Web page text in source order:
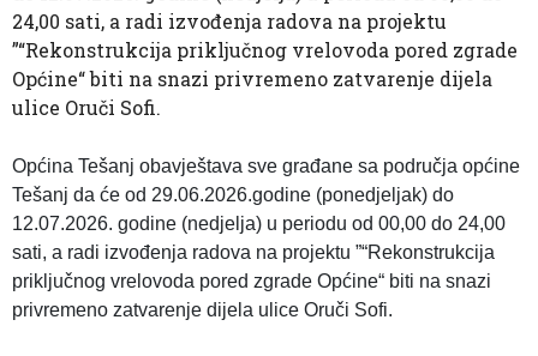
24,00 sati, a radi izvođenja radova na projektu
”“Rekonstrukcija priključnog vrelovoda pored zgrade
Općine“ biti na snazi privremeno zatvarenje dijela
ulice Oruči Sofi.
Općina Tešanj obavještava sve građane sa područja općine
Tešanj da će od 29.06.2026.godine (ponedjeljak) do
12.07.2026. godine (nedjelja) u periodu od 00,00 do 24,00
sati, a radi izvođenja radova na projektu ”“Rekonstrukcija
priključnog vrelovoda pored zgrade Općine“ biti na snazi
privremeno zatvarenje dijela ulice Oruči Sofi.